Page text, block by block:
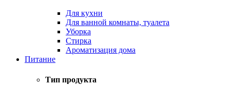
Для кухни
Для ванной комнаты, туалета
Уборка
Стирка
Ароматизация дома
Питание
Тип продукта